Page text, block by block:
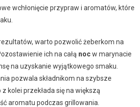
wchłonięcie przypraw i aromatów, które
warto pozwolić żeberkom na
ich na całą nocw marynacie
na uzyskanie wyjątkowego smaku.
pozwala składnikom na szybsze
kolei przekłada się na większą
aromatu podczas grillowania.